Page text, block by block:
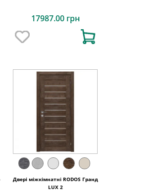
17987.00 грн
Двері міжкімнатні RODOS Гранд
LUX 2